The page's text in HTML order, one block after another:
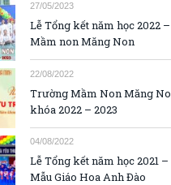
27/05/2023
Lễ Tổng kết năm học 2022
Mầm non Măng Non
22/08/2022
Trường Mầm Non Măng
khóa 2022 – 2023
04/08/2022
Lễ Tổng kết năm học 2021
Mẫu Giáo Hoa Anh Đào